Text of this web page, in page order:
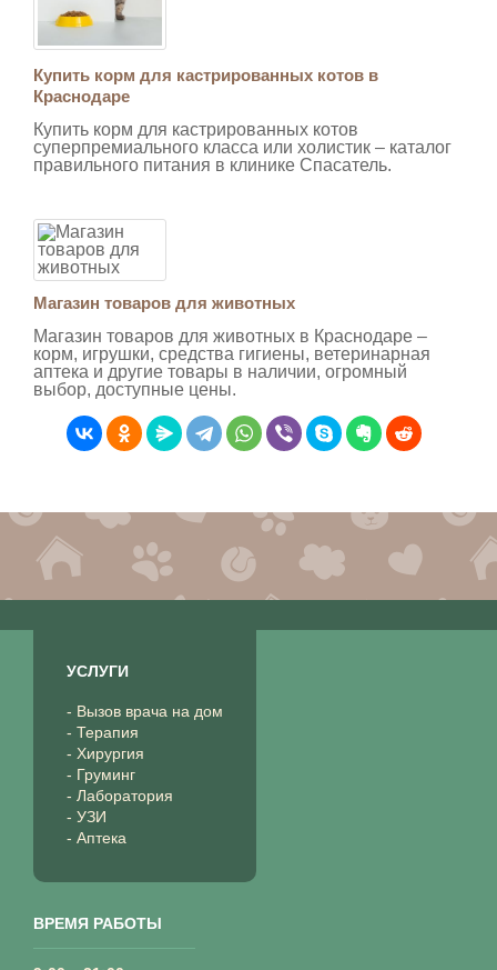
Купить корм для кастрированных котов в
Краснодаре
Купить корм для кастрированных котов
суперпремиального класса или холистик – каталог
правильного питания в клинике Спасатель.
Магазин товаров для животных
Магазин товаров для животных в Краснодаре –
корм, игрушки, средства гигиены, ветеринарная
аптека и другие товары в наличии, огромный
выбор, доступные цены.
УСЛУГИ
- Вызов врача на дом
- Терапия
- Хирургия
- Груминг
- Лаборатория
- УЗИ
- Аптека
ВРЕМЯ РАБОТЫ